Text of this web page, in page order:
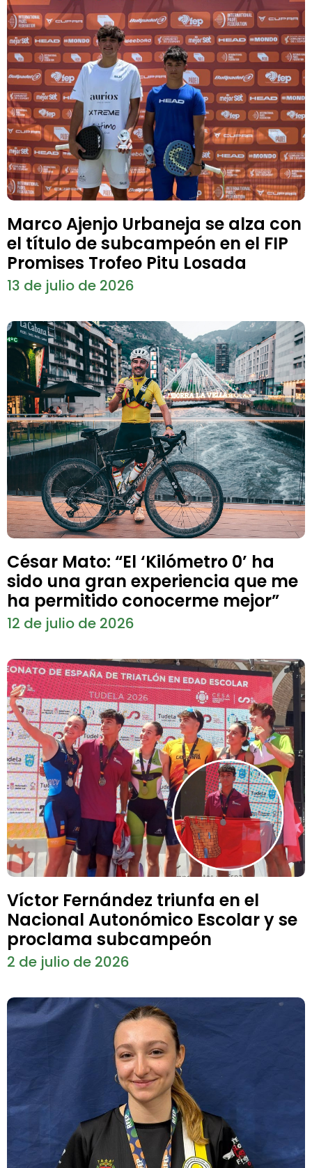
Marco Ajenjo Urbaneja se alza con
el título de subcampeón en el FIP
Promises Trofeo Pitu Losada
13 de julio de 2026
César Mato: “El ‘Kilómetro 0’ ha
sido una gran experiencia que me
ha permitido conocerme mejor”
12 de julio de 2026
Víctor Fernández triunfa en el
Nacional Autonómico Escolar y se
proclama subcampeón
2 de julio de 2026